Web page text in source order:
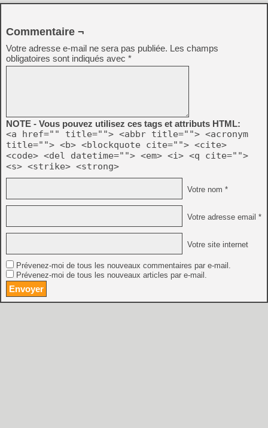
Commentaire ¬
Votre adresse e-mail ne sera pas publiée. Les champs
obligatoires sont indiqués avec *
NOTE - Vous pouvez utilisez ces tags et attributs HTML:
<a href="" title=""> <abbr title=""> <acronym
title=""> <b> <blockquote cite=""> <cite>
<code> <del datetime=""> <em> <i> <q cite="">
<s> <strike> <strong>
Votre nom *
Votre adresse email *
Votre site internet
Prévenez-moi de tous les nouveaux commentaires par e-mail.
Prévenez-moi de tous les nouveaux articles par e-mail.